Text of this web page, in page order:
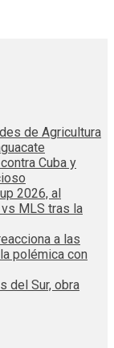
de Agricultura
Cuba y
2026, al
MLS tras la
a las
polémica con
del Sur, obra